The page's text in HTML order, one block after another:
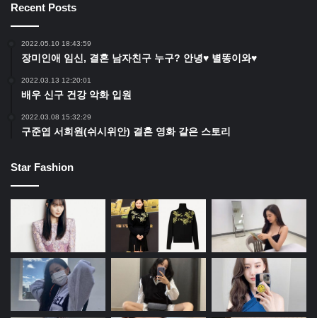
Recent Posts
2022.05.10 18:43:59
장미인애 임신, 결혼 남자친구 누구? 안녕♥ 별똥이와♥
2022.03.13 12:20:01
배우 신구 건강 악화 입원
2022.03.08 15:32:29
구준엽 서희원(쉬시위안) 결혼 영화 같은 스토리
Star Fashion